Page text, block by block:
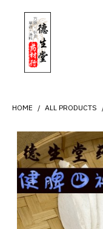
HOME ALL PRODUCTS